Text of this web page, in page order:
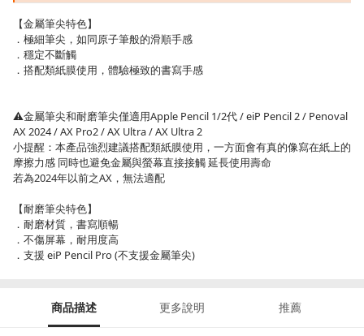
【金屬筆尖特色】
．極細筆尖，如同原子筆般的滑順手感
．穩定不斷觸
．搭配類紙膜使用，體驗極致的書寫手感
⚠金屬筆尖和耐磨筆尖僅適用Apple Pencil 1/2代 / eiP Pencil 2 / Penoval
AX 2024 / AX Pro2 / AX Ultra / AX Ultra 2
小提醒：本產品強烈建議搭配類紙膜使用，一方面會有真的像寫在紙上的
摩擦力感 同時也避免金屬與螢幕直接接觸 延長使用壽命
若為2024年以前之AX，無法適配
【耐磨筆尖特色】
．耐磨材質，書寫順暢
．不傷屏幕，耐用度高
．支援 eiP Pencil Pro (不支援金屬筆尖)
商品描述 更多說明 推薦